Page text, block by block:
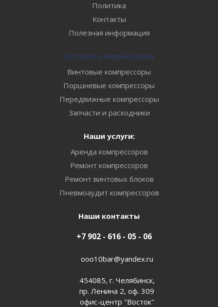
Политика
Контакты
Полезная информация
Каталог компрессоров
Винтовые компрессоры
Поршневые компрессоры
Передвижные компрессоры
Запчасти и расходники
Наши услуги:
Аренда компрессоров
Ремонт компрессоров
Ремонт винтовых блоков
Пневмоаудит компрессоров
Наши контакты
+7 902 - 616 - 05 - 06
ooo10bar@yandex.ru
454085, г. Челябинск,
пр. Ленина 2, оф. 309
офис-центр "Восток"